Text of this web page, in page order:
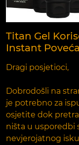
Titan Gel
Instant
Dragi posjetioci,
Dobrodošli na
je potrebno za
osjetite dok
ništa u usporedbi
nevjerojatnog